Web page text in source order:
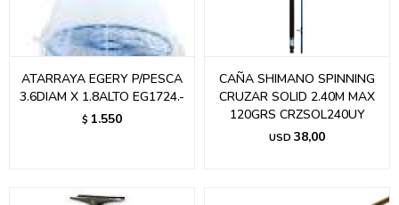
ATARRAYA EGERY P/PESCA
3.6DIAM X 1.8ALTO EG1724.-
$ 1.550
CAÑA SHIMANO SPINNING
CRUZAR SOLID 2.40M MAX
120GRS CRZSOL240UY
USD 38,00